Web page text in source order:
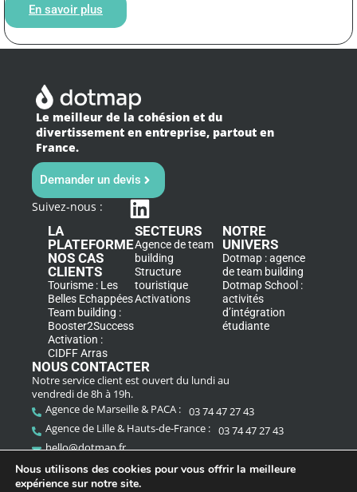
En savoir plus
Le meilleur de la cohésion et du
divertissement en entreprise, partout en
France.
Demander un devis
Suivez-nous :
LA
PLATEFORME
NOS CAS
CLIENTS
Tourisme : Les
Belles Echappées
Team building :
Booster2Success
Activation :
CIDFF Arras
SECTEURS
Agence de team
building
Structure
touristique
Activations
NOTRE
UNIVERS
Dotmap : agence
de team building
Dotmap School :
activités
d’intégration
étudiante
NOUS CONTACTER
Notre service client est ouvert du lundi au
vendredi de 8h à 19h.
Agence de Marseille & PACA : 03 74 47 27 43
Agence de Lille & Hauts-de-France : 03 74 47 27 43
hello@dotmap.fr
Nous utilisons des cookies pour vous offrir la meilleure
expérience sur notre site.